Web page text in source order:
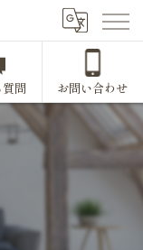
質問 お問い合わせ